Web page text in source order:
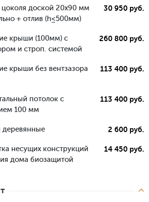
цоколя доской 20х90 мм
+ отлив (h≤500мм)
30 950 руб.
крыши (100мм) с
и строп. системой
260 800 руб.
крыши без вентзазора
113 400 руб.
потолок с
100 мм
113 400 руб.
деревянные 2 600 руб.
несущих конструкций
дома биозащитой
14 450 руб.